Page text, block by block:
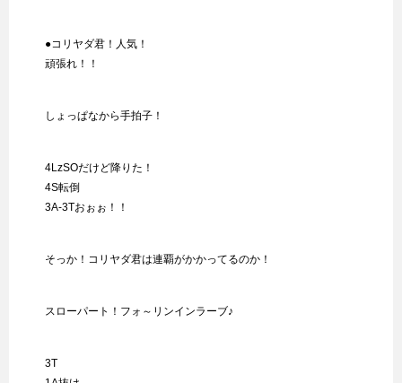
●コリヤダ君！人気！
頑張れ！！
しょっぱなから手拍子！
4LzSOだけど降りた！
4S転倒
3A-3Tおぉぉ！！
そっか！コリヤダ君は連覇がかかってるのか！
スローパート！フォ～リンインラーブ♪
3T